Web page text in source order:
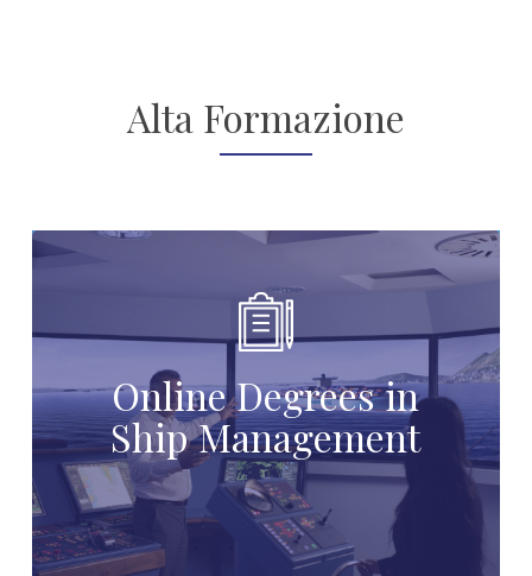
Alta Formazione
Online Degrees in
Ship Management